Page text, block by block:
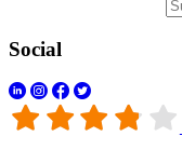
Social